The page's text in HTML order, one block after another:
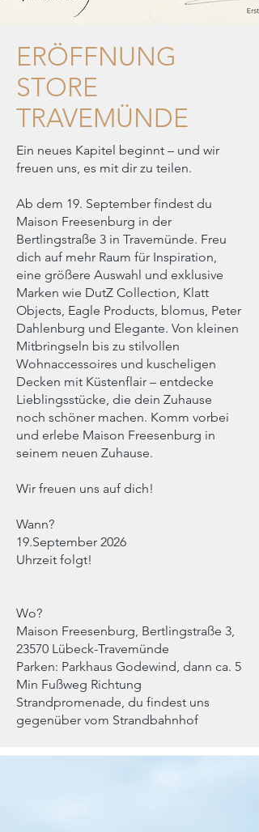
ERÖFFNUNG
STORE
TRAVEMÜNDE
Ein neues Kapitel beginnt – und wir
freuen uns, es mit dir zu teilen.
Ab dem 19. September findest du
Maison Freesenburg in der
Bertlingstraße 3 in Travemünde. Freu
dich auf mehr Raum für Inspiration,
eine größere Auswahl und exklusive
Marken wie DutZ Collection, Klatt
Objects, Eagle Products, blomus, Peter
Dahlenburg und Elegante. Von kleinen
Mitbringseln bis zu stilvollen
Wohnaccessoires und kuscheligen
Decken mit Küstenflair – entdecke
Lieblingsstücke, die dein Zuhause
noch schöner machen. Komm vorbei
und erlebe Maison Freesenburg in
seinem neuen Zuhause.
Wir freuen uns auf dich!
Wann?
19.September 2026
Uhrzeit folgt!
Wo?
​Maison Freesenburg, Bertlingstraße 3,
23570 Lübeck-Travemünde
Parken: Parkhaus Godewind, dann ca. 5
Min Fußweg Richtung
Strandpromenade, du findest uns
gegenüber vom Strandbahnhof